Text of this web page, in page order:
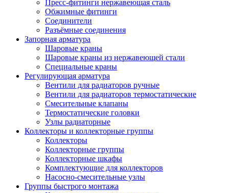
Пресс-фитинги нержавеющая сталь
Обжимные фитинги
Соединители
Разъёмные соединения
Запорная арматура
Шаровые краны
Шаровые краны из нержавеющей стали
Специальные краны
Регулирующая арматура
Вентили для радиаторов ручные
Вентили для радиаторов термостатические
Смесительные клапаны
Термостатические головки
Узлы радиаторные
Коллекторы и коллекторные группы
Коллекторы
Коллекторные группы
Коллекторные шкафы
Комплектующие для коллекторов
Насосно-смесительные узлы
Группы быстрого монтажа